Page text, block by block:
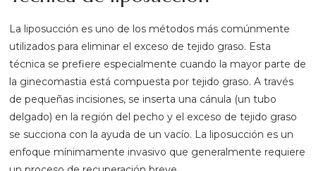
La liposucción es uno de los métodos más comúnmente
utilizados para eliminar el exceso de tejido graso. Esta
técnica se prefiere especialmente cuando la mayor parte de
la ginecomastia está compuesta por tejido graso. A través
de pequeñas incisiones, se inserta una cánula (un tubo
delgado) en la región del pecho y el exceso de tejido graso
se succiona con la ayuda de un vacío. La liposucción es un
enfoque mínimamente invasivo que generalmente requiere